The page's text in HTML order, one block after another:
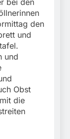
den
und
und
Obst
die